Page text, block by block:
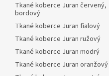
Tkané koberce Juran červený,
bordový
Tkané koberce Juran fialový
Tkané koberce Juran ružový
Tkané koberce Juran modrý
Tkané koberce Juran oranžový